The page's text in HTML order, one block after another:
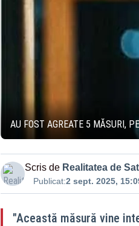
AU FOST AGREATE 5 MĂSURI,
Scris de Realitatea de
Publicat:2 sept. 2025,
"Această măsură vine